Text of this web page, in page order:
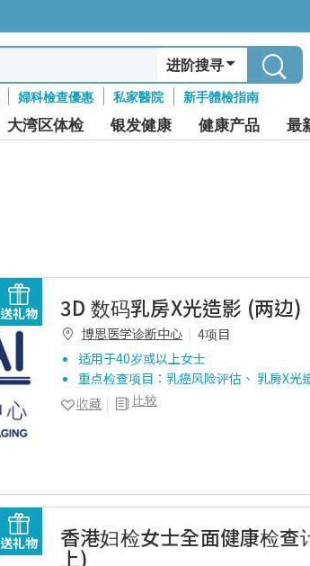
进阶搜寻
婦科檢查優惠 私家醫院 新手體檢指南
大湾区体检 银发健康 健康产品 最
送礼物 3D 数码乳房X光造影 (两边)
博思医学诊断中心
4项目
适用于40岁或以上女士
重点检查项目：乳癌风险评估、 乳房X光
比较
收藏
送礼物 香港妇检女士全面健康检查
上)